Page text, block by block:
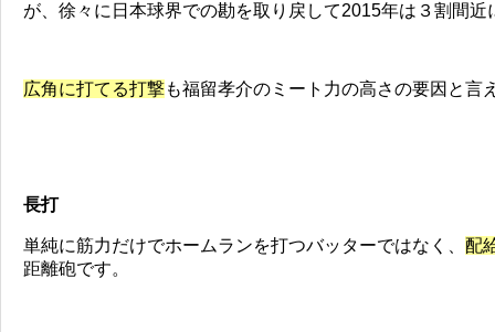
が、徐々に日本球界での勘を取り戻して2015年は３割間
広角に打てる打撃も福留孝介のミート力の高さの要因と言
長打
単純に筋力だけでホームランを打つバッターではなく、 配
距離砲です。